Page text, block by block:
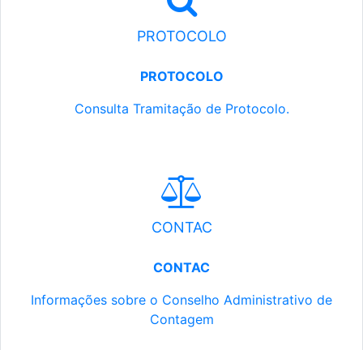
PROTOCOLO
PROTOCOLO
Consulta Tramitação de Protocolo.
CONTAC
CONTAC
Informações sobre o Conselho Administrativo de
Contagem